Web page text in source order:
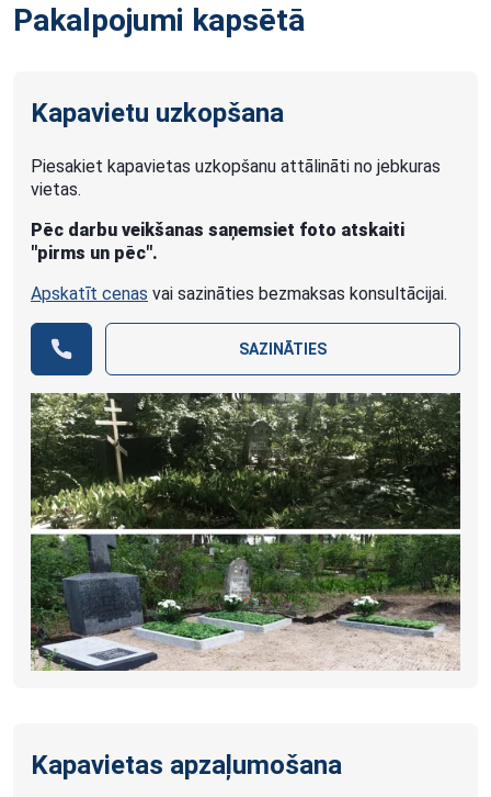
Pakalpojumi kapsētā
Kapavietu uzkopšana
Piesakiet kapavietas uzkopšanu attālināti no jebkuras
vietas.
Pēc darbu veikšanas saņemsiet foto atskaiti
"pirms un pēc".
Apskatīt cenas vai sazināties bezmaksas konsultācijai.
SAZINĀTIES
Kapavietas apzaļumošana